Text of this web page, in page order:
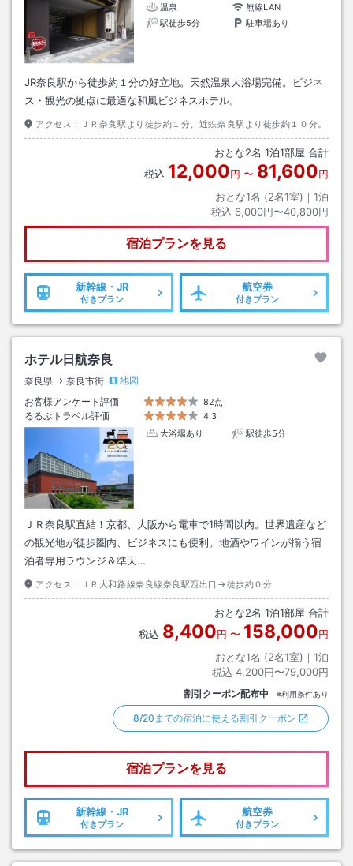
温泉
無線LAN
駅徒歩5分
駐車場あり
JR奈良駅から徒歩約１分の好立地。天然温泉大浴場完備。ビジネ
ス・観光の拠点に最適な和風ビジネスホテル。
アクセス： ＪＲ奈良駅より徒歩約１分、近鉄奈良駅より徒歩約１０分。
おとな2名 1泊1部屋 合計
税込 12,000円 〜 81,600円
おとな1名 (2名1室)｜ 1泊
税込 6,000円〜40,800円
宿泊プランを見る
新幹線・JR
付きプラン
航空券
付きプラン
ホテル日航奈良
奈良県 奈良市街
地図
お客様アンケート評価
82点
るるぶトラベル評価
4.3
大浴場あり
駅徒歩5分
ＪＲ奈良駅直結！京都、大阪から電車で1時間以内。世界遺産など
の観光地が徒歩圏内、ビジネスにも便利。地酒やワインが揃う宿
泊者専用ラウンジ＆準天…
アクセス： ＪＲ大和路線奈良線奈良駅西出口→徒歩約０分
おとな2名 1泊1部屋 合計
税込 8,400円 〜 158,000円
おとな1名 (2名1室)｜ 1泊
税込 4,200円〜79,000円
割引クーポン配布中 ※利用条件あり
8/20までの宿泊に使える割引クーポン
宿泊プランを見る
新幹線・JR
付きプラン
航空券
付きプラン